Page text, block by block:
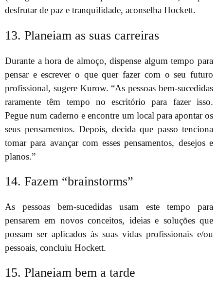
desfrutar de paz e tranquilidade, aconselha Hockett.
13. Planeiam as suas carreiras
Durante a hora de almoço, dispense algum tempo para
pensar e escrever o que quer fazer com o seu futuro
profissional, sugere Kurow. “As pessoas bem-sucedidas
raramente têm tempo no escritório para fazer isso.
Pegue num caderno e encontre um local para apontar os
seus pensamentos. Depois, decida que passo tenciona
tomar para avançar com esses pensamentos, desejos e
planos.”
14. Fazem “brainstorms”
As pessoas bem-sucedidas usam este tempo para
pensarem em novos conceitos, ideias e soluções que
possam ser aplicados às suas vidas profissionais e/ou
pessoais, concluiu Hockett.
15. Planeiam bem a tarde